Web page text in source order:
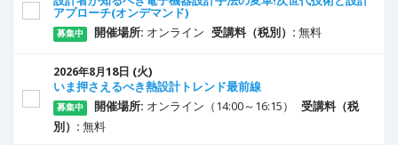
アプローチ(オンデマンド)
募集中 開催場所: オンライン 受講料（税別）: 無料
2026年8月18日 (火)
いま押さえるべき熱設計トレンド最前線
募集中 開催場所: オンライン（14:00～16:15）
受講料（税
別）: 無料